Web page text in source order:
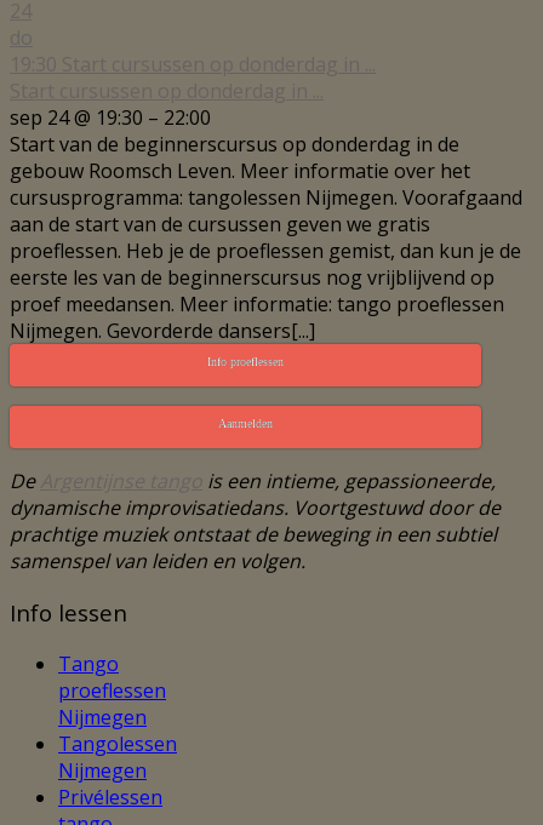
19:30 Start cursussen op donderdag in ...
Start cursussen op donderdag in ...
sep 24 @ 19:30 – 22:00
Start van de beginnerscursus op donderdag in de
gebouw Roomsch Leven. Meer informatie over het
cursusprogramma: tangolessen Nijmegen. Voorafgaand
aan de start van de cursussen geven we gratis
proeflessen. Heb je de proeflessen gemist, dan kun je de
eerste les van de beginnerscursus nog vrijblijvend op
proef meedansen. Meer informatie: tango proeflessen
Nijmegen. Gevorderde dansers[...]
Info proeflessen
Aanmelden
De Argentijnse tango is een intieme, gepassioneerde,
dynamische improvisatiedans. Voortgestuwd door de
prachtige muziek ontstaat de beweging in een subtiel
samenspel van leiden en volgen.
Info lessen
Tango
proeflessen
Nijmegen
Tangolessen
Nijmegen
Privélessen